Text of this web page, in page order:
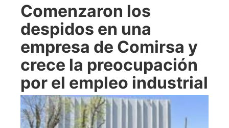
Comenzaron los
despidos en una
empresa de Comirsa y
crece la preocupación
por el empleo industrial